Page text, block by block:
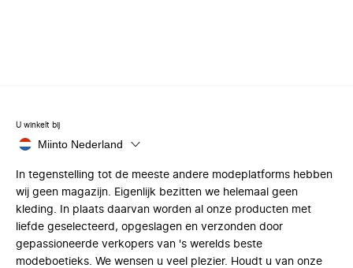
U winkelt bij
Miinto Nederland
In tegenstelling tot de meeste andere modeplatforms hebben
wij geen magazijn. Eigenlijk bezitten we helemaal geen
kleding. In plaats daarvan worden al onze producten met
liefde geselecteerd, opgeslagen en verzonden door
gepassioneerde verkopers van 's werelds beste
modeboetieks. We wensen u veel plezier. Houdt u van onze